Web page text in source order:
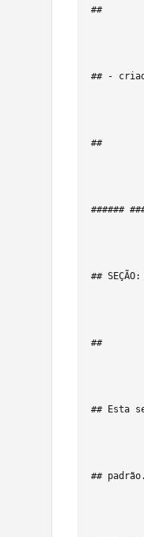
##
## -
##
######
##
##
## Esta
##